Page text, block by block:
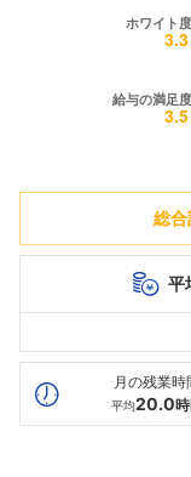
総合
平
最高年収
月の残業時
平均20.0